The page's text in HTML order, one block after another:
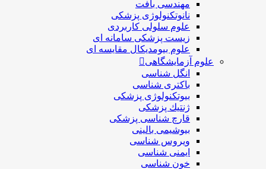
مهندسی بافت
نانوتکنولوژی پزشکی
علوم سلولی کاربردی
زیست پزشکی سامانه ای
علوم بیومدیکال مقایسه ای
علوم آزمایشگاهی
انگل شناسی
باکتری شناسی
بیوتکنولوژی پزشکی
ژنتيك پزشکی
قارچ شناسی پزشكی
بیوشیمی بالینی
ویروس شناسی
ایمنی شناسی
خون شناسی